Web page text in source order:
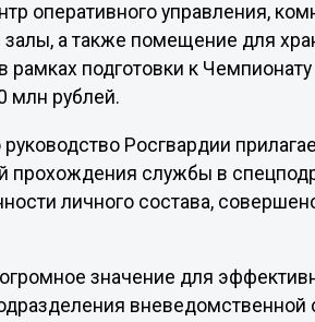
оперативного управления,
а также помещение для
рамках подготовки к
млн рублей.
Росгвардии
прохождения службы в
личного состава,
значение для
вневедомственной